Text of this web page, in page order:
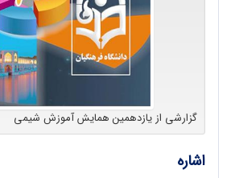
گزارشی از یازدهمین همایش آموزش شیمی
اشاره